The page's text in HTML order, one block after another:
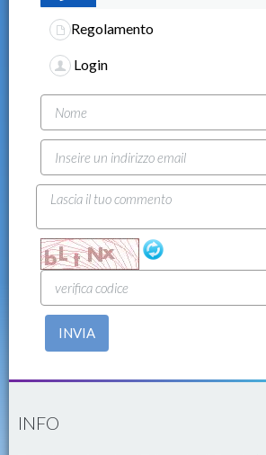
Regolamento
Login
INVIA
INFO